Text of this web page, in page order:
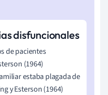
disfuncionales
de pacientes
(1964)
estaba plagada de
y Esterson (1964)